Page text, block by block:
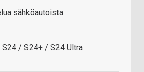
sähköautoista
S24 / S24+ / S24 Ultra